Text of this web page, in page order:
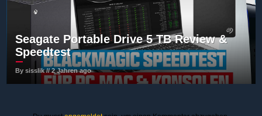
Seagate Portable Drive 5 TB Review &
Speedtest
By sisslik // 2 Jahren ago